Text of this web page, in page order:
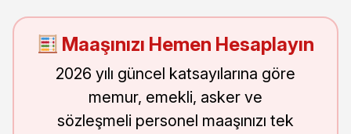
Maaşınızı Hemen Hesaplayın
2026 yılı güncel katsayılarına göre
memur, emekli, asker ve
sözleşmeli personel maaşınızı tek